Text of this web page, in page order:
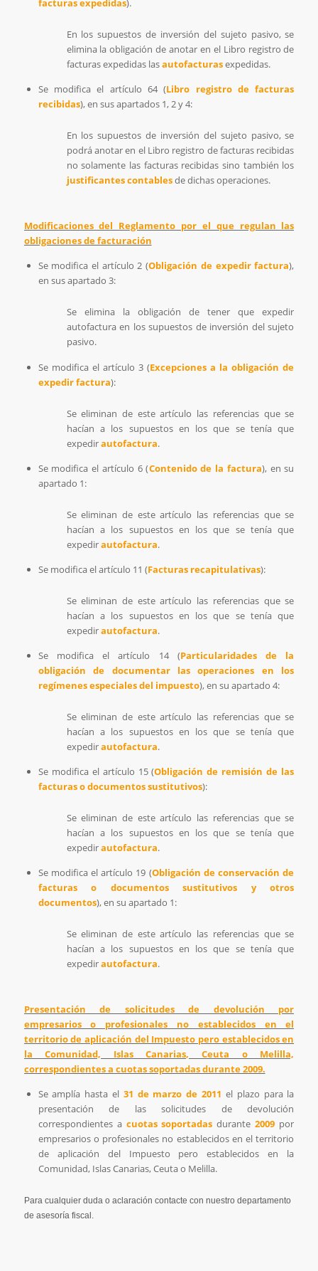
facturas expedidas).
En los supuestos de inversión del sujeto pasivo, se
elimina la obligación de anotar en el Libro registro de
facturas expedidas lasautofacturasexpedidas.
Se modifica el artículo 64 (Libro registro de facturas
recibidas), en sus apartados 1, 2 y 4:
En los supuestos de inversión del sujeto pasivo, se
podrá anotar en el Libro registro de facturas recibidas
no solamente las facturas recibidas sino también los
justificantes contablesde dichas operaciones.
Modificaciones del Reglamento por el que regulan las
obligaciones de facturación
Se modifica el artículo 2 (Obligación de expedir factura),
en sus apartado 3:
Se elimina la obligación de tener que expedir
autofactura en los supuestos de inversión del sujeto
pasivo.
Se modifica el artículo 3 (Excepciones a la obligación de
expedir factura):
Se eliminan de este artículo las referencias que se
hacían a los supuestos en los que se tenía que
expedirautofactura.
Se modifica el artículo 6 (Contenido de la factura), en su
apartado 1:
Se eliminan de este artículo las referencias que se
hacían a los supuestos en los que se tenía que
expedirautofactura.
Se modifica el artículo 11 (Facturas recapitulativas):
Se eliminan de este artículo las referencias que se
hacían a los supuestos en los que se tenía que
expedirautofactura.
Se modifica el artículo 14 (Particularidades de la
obligación de documentar las operaciones en los
regímenes especiales del impuesto), en su apartado 4:
Se eliminan de este artículo las referencias que se
hacían a los supuestos en los que se tenía que
expedirautofactura.
Se modifica el artículo 15 (Obligación de remisión de las
facturas o documentos sustitutivos):
Se eliminan de este artículo las referencias que se
hacían a los supuestos en los que se tenía que
expedirautofactura.
Se modifica el artículo 19 (Obligación de conservación de
facturas o documentos sustitutivos y otros
documentos), en su apartado 1:
Se eliminan de este artículo las referencias que se
hacían a los supuestos en los que se tenía que
expedirautofactura.
Presentación de solicitudes de devolución por
empresarios o profesionales no establecidos en el
territorio de aplicación del Impuesto pero establecidos en
la Comunidad, Islas Canarias, Ceuta o Melilla,
correspondientes a cuotas soportadas durante 2009.
Se amplía hasta el 31 de marzo de 2011 el plazo para la
presentación de las solicitudes de devolución
correspondientes a cuotas soportadas durante2009 por
empresarios o profesionales no establecidos en el territorio
de aplicación del Impuesto pero establecidos en la
Comunidad, Islas Canarias, Ceuta o Melilla.
Para cualquier duda o aclaración contacte con nuestro departamento
de asesoría fiscal.